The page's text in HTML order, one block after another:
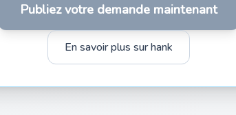
Publiez votre demande maintenant
En savoir plus sur hank